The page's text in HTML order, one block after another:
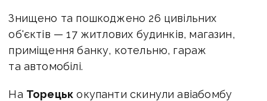
Знищено та пошкоджено 26 цивільних
об'єктів — 17 житлових будинків, магазин,
приміщення банку, котельню, гараж
та автомобілі.
На Торецьк окупанти скинули авіабомбу